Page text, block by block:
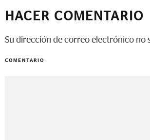
HACER COMENTARIO
Su dirección de correo electrónico no
COMENTARIO